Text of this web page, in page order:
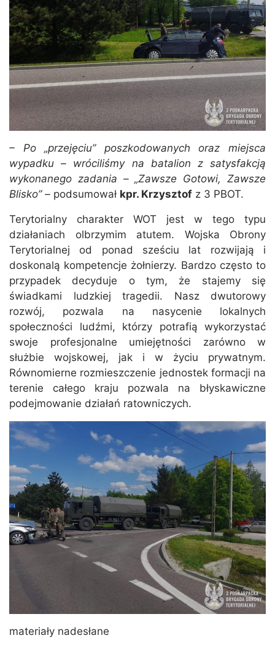
– Po „przejęciu” poszkodowanych oraz miejsca
wypadku – wróciliśmy na batalion z satysfakcją
wykonanego zadania – „Zawsze Gotowi, Zawsze
Blisko” – podsumował kpr. Krzysztof z 3 PBOT.
Terytorialny charakter WOT jest w tego typu
działaniach olbrzymim atutem. Wojska Obrony
Terytorialnej od ponad sześciu lat rozwijają i
doskonalą kompetencje żołnierzy. Bardzo często to
przypadek decyduje o tym, że stajemy się
świadkami ludzkiej tragedii. Nasz dwutorowy
rozwój, pozwala na nasycenie lokalnych
społeczności ludźmi, którzy potrafią wykorzystać
swoje profesjonalne umiejętności zarówno w
służbie wojskowej, jak i w życiu prywatnym.
Równomierne rozmieszczenie jednostek formacji na
terenie całego kraju pozwala na błyskawiczne
podejmowanie działań ratowniczych.
materiały nadesłane